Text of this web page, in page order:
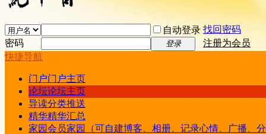
自动登录 找回密码
密码
登录
注册为会员
快捷导航
门户门户主页
论坛论坛主页
导读分类推送
精华精华汇总
家园会员家园（可自建博客、相册、记录心情、广播、